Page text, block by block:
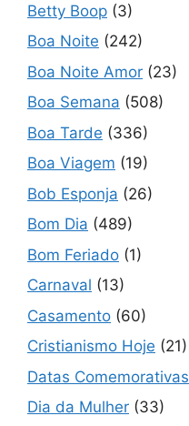
Betty Boop (3)
Boa Noite (242)
Boa Noite Amor (23)
Boa Semana (508)
Boa Tarde (336)
Boa Viagem (19)
Bob Esponja (26)
Bom Dia (489)
Bom Feriado (1)
Carnaval (13)
Casamento (60)
Cristianismo Hoje (21)
Datas Comemorativas
Dia da Mulher (33)